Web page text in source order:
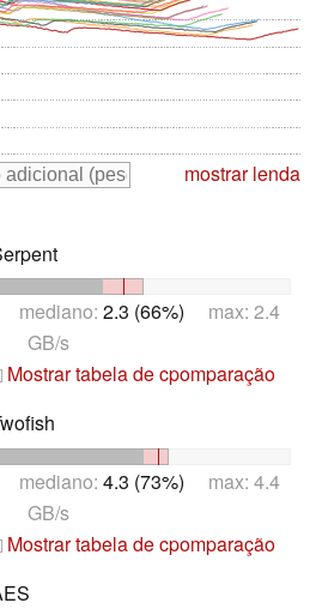
mostrar lenda
mediano: 2.3 (66%) max: 2.4
GB/s
Mostrar tabela de cpomparação
mediano: 4.3 (73%) max: 4.4
GB/s
Mostrar tabela de cpomparação